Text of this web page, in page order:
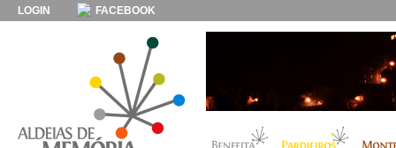
LOGIN FACEBOOK